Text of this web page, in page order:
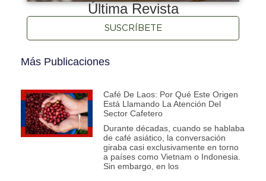
Última Revista
SUSCRÍBETE
Más Publicaciones
Café De Laos: Por Qué Este Origen
Está Llamando La Atención Del
Sector Cafetero
Durante décadas, cuando se hablaba
de café asiático, la conversación
giraba casi exclusivamente en torno
a países como Vietnam o Indonesia.
Sin embargo, en los